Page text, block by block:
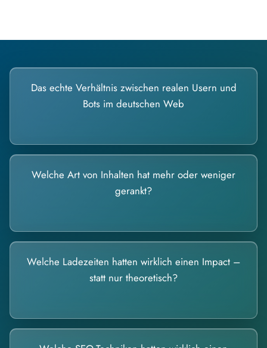
Das echte Verhältnis zwischen realen Usern und
Bots im deutschen Web
Welche Art von Inhalten hat mehr oder weniger
gerankt?
Welche Ladezeiten hatten wirklich einen Impact –
statt nur theoretisch?